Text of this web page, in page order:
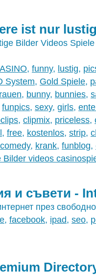
ist nur
Bilder Videos
, funny, lustig,
System, Gold Spiele,
, bunny, bunnies,
funpics, sexy, girls,
, clipmix, priceless,
, free, kostenlos, strip,
comedy, krank, funblog,
Bilder videos
и съвети -
през
, facebook, ipad, seo,